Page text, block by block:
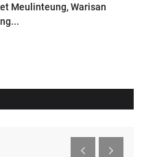
Meulinteung, Warisan